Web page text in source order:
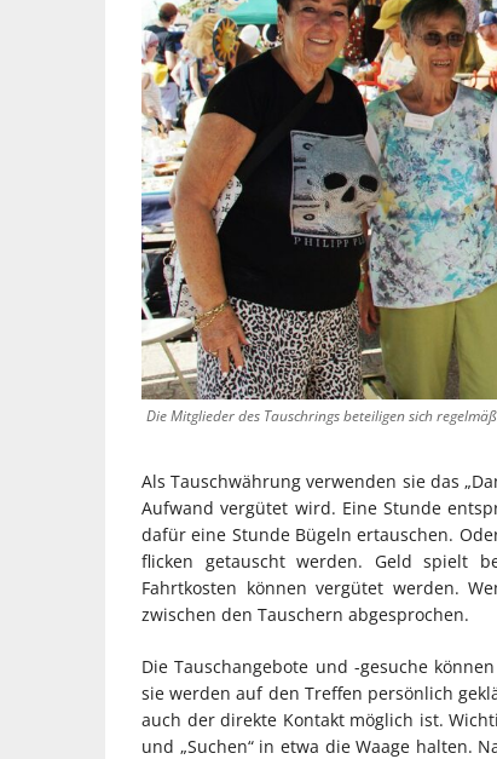
Die Mitglieder des Tauschrings beteiligen sich
Als Tauschwährung verwenden sie das
Aufwand vergütet wird. Eine Stunde
dafür eine Stunde Bügeln ertauschen.
flicken getauscht werden. Geld spielt
Fahrtkosten können vergütet werden.
zwischen den Tauschern abgesprochen.
Die Tauschangebote und -gesuche
sie werden auf den Treffen persönlich
auch der direkte Kontakt möglich ist.
und „Suchen“ in etwa die Waage halten.